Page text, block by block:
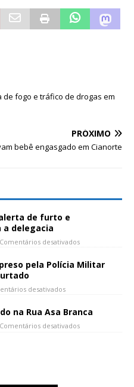
de fogo e tráfico de drogas em
PRÓXIMO
bebê engasgado em Cianorte
de furto e
a delegacia
Comentários desativados
pela Polícia Militar
desativados
na Rua Asa Branca
Comentários desativados